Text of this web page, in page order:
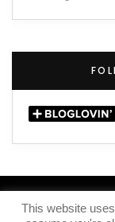
This website